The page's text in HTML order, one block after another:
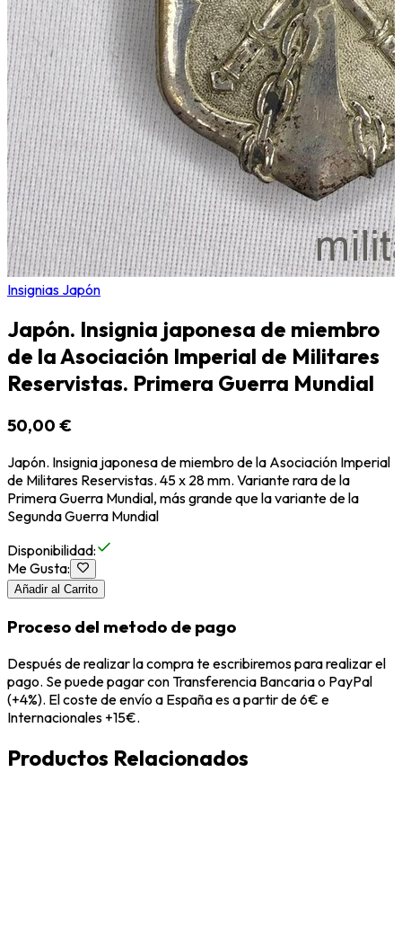
Insignias Japón
Japón. Insignia japonesa de miembro
de la Asociación Imperial de Militares
Reservistas. Primera Guerra Mundial
50,00 €
Japón. Insignia japonesa de miembro de la Asociación Imperial
de Militares Reservistas. 45 x 28 mm. Variante rara de la
Primera Guerra Mundial, más grande que la variante de la
Segunda Guerra Mundial
Disponibilidad:
Me Gusta:
Añadir al Carrito
Proceso del metodo de pago
Después de realizar la compra te escribiremos para realizar el
pago. Se puede pagar con Transferencia Bancaria o PayPal
(+4%). El coste de envío a España es a partir de 6€ e
Internacionales +15€.
Productos Relacionados